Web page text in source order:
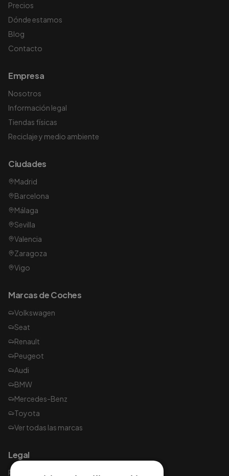
Precios
Dónde estamos
Blog
Contacto
Empresa
Nosotros
Información legal
Tiendas físicas
Reciclaje y medio ambiente
Ciudades
Madrid
Barcelona
Málaga
Sevilla
Valencia
Zaragoza
Vigo
Marcas de Coches
Volkswagen
Seat
Renault
Peugeot
Audi
BMW
Mercedes-Benz
Toyota
Ver todas las marcas
Legal
Política de privacidad